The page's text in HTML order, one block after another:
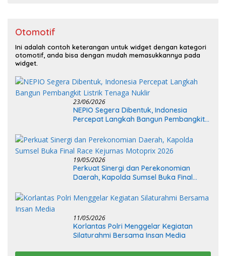
Otomotif
Ini adalah contoh keterangan untuk widget dengan kategori
otomotif, anda bisa dengan mudah memasukkannya pada
widget.
23/06/2026
NEPIO Segera Dibentuk, Indonesia
Percepat Langkah Bangun Pembangkit
19/05/2026
Perkuat Sinergi dan Perekonomian
Daerah, Kapolda Sumsel Buka Final
11/05/2026
Korlantas Polri Menggelar Kegiatan
Silaturahmi Bersama Insan Media